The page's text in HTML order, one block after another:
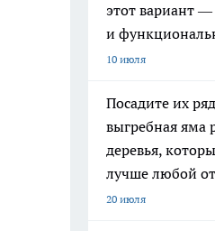
этот вариант —
и
10 июля
Посадите их
выгребная яма
деревья,
лучше любой
20 июля